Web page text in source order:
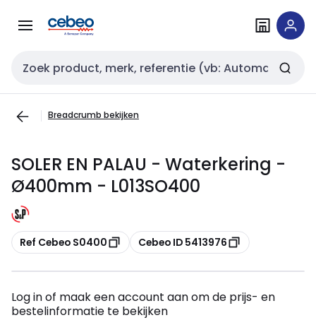
naar
naar
Zoekveld invoer
Breadcrumb bekijken
SOLER EN PALAU - Waterkering -
Ø400mm - L013SO400
Kopiëren
Ref Cebeo S0400 Kopiëren
Cebeo ID 5413976
Log in of maak een account aan om de prijs- en
bestelinformatie te bekijken